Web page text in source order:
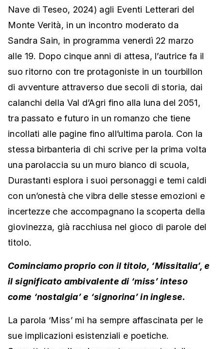
Nave di Teseo, 2024) agli Eventi Letterari del
Monte Verità, in un incontro moderato da
Sandra Sain, in programma venerdì 22 marzo
alle 19. Dopo cinque anni di attesa, l’autrice fa il
suo ritorno con tre protagoniste in un tourbillon
di avventure attraverso due secoli di storia, dai
calanchi della Val d’Agri fino alla luna del 2051,
tra passato e futuro in un romanzo che tiene
incollati alle pagine fino all’ultima parola. Con la
stessa birbanteria di chi scrive per la prima volta
una parolaccia su un muro bianco di scuola,
Durastanti esplora i suoi personaggi e temi caldi
con un’onestà che vibra delle stesse emozioni e
incertezze che accompagnano la scoperta della
giovinezza, già racchiusa nel gioco di parole del
titolo.
Cominciamo proprio con il titolo, ‘Missitalia’, e
il significato ambivalente di ‘miss’ inteso
come ‘nostalgia’ e ‘signorina’ in inglese.
La parola ‘Miss’ mi ha sempre affascinata per le
sue implicazioni esistenziali e poetiche.